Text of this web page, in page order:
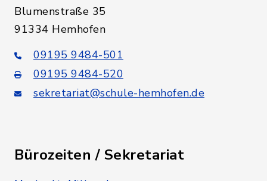
Blumenstraße 35
91334 Hemhofen
09195 9484-501
09195 9484-520
sekretariat@schule-hemhofen.de
Bürozeiten / Sekretariat